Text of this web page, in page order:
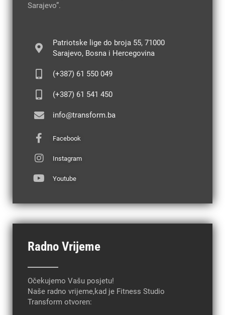
Sarajevo”.
Patriotske lige do broja 55, 71000
Sarajevo, Bosna i Hercegovina
(+387) 61 550 049
(+387) 61 541 450
info@transform.ba
Facebook
Instagram
Youtube
Radno Vrijeme
Očekujemo Vašu posjetu!
Naše radno vrijeme,kad je Fitness Studio
Transform otvoren: